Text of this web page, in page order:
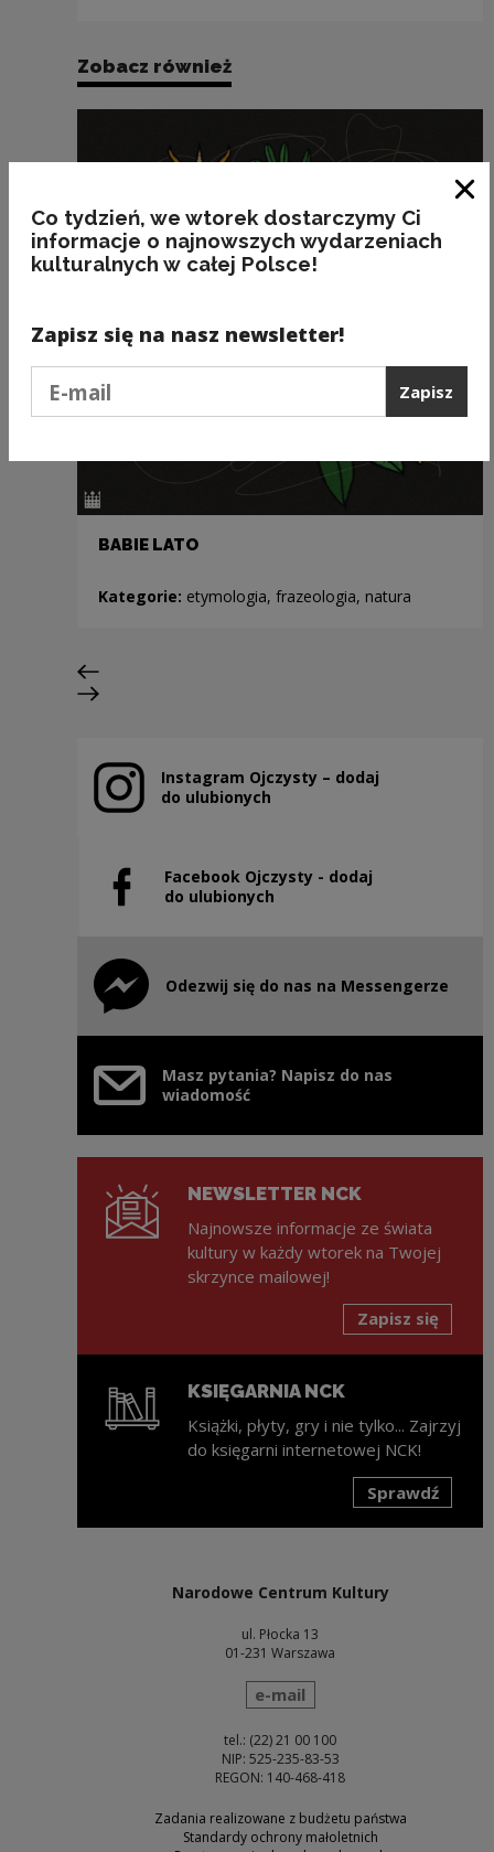
Zobacz również
BABIE LATO
Kategorie: etymologia, frazeologia, natura
Poprzedni slajd
Następny slajd
Instagram Ojczysty – dodaj
do ulubionych
Uwaga, link zostanie otwarty w nowym oknie
Facebook Ojczysty - dodaj
do ulubionych
Uwaga, link zostanie otwarty w nowym oknie
Odezwij się do nas na Messengerze
Uwaga, link zostanie otwarty w nowym oknie
Masz pytania? Napisz do nas
wiadomość
NEWSLETTER NCK
Najnowsze informacje ze świata
kultury w każdy wtorek na Twojej
skrzynce mailowej!
Zapisz się
KSIĘGARNIA NCK
Książki, płyty, gry i nie tylko... Zajrzyj
do księgarni internetowej NCK!
Sprawdź
Narodowe Centrum Kultury
ul. Płocka 13
01-231 Warszawa
wyślij wiadomość
e-mail
tel.: (22) 21 00 100
NIP: 525-235-83-53
REGON: 140-468-418
Zadania realizowane z budżetu państwa
Standardy ochrony małoletnich
Co tydzień, we wtorek dostarczymy Ci
informacje o najnowszych wydarzeniach
kulturalnych w całej Polsce!
Zapisz się na nasz newsletter!
Zapisz